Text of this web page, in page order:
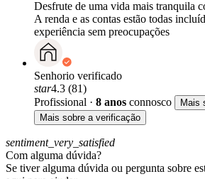
Desfrute de uma vida mais tranquila
A renda e as contas estão todas
experiência sem preocupações
Senhorio verificado
star4.3 (81)
Profissional · 8 anos connosco
Mais
Mais sobre a verificação
sentiment_very_satisfied
Com alguma dúvida?
Se tiver alguma dúvida ou pergunta sobre